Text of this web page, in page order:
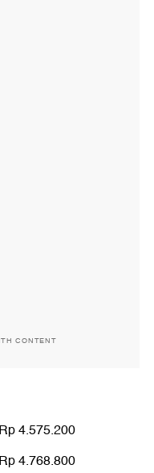
CONTENT
4.575.200
4.768.800